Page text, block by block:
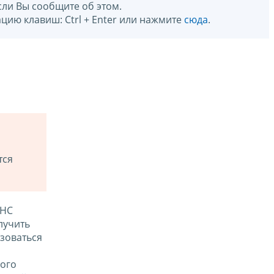
Вы сообщите об этом.
клавиш: Ctrl + Enter или нажмите сюда.